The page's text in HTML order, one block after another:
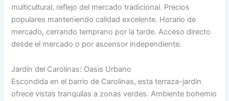
multicultural, reflejo del mercado tradicional. Precios
populares manteniendo calidad excelente. Horario de
mercado, cerrando temprano por la tarde. Acceso directo
desde el mercado o por ascensor independiente.
Jardín del Carolinas: Oasis Urbano
Escondida en el barrio de Carolinas, esta terraza-jardín
ofrece vistas tranquilas a zonas verdes. Ambiente bohemio